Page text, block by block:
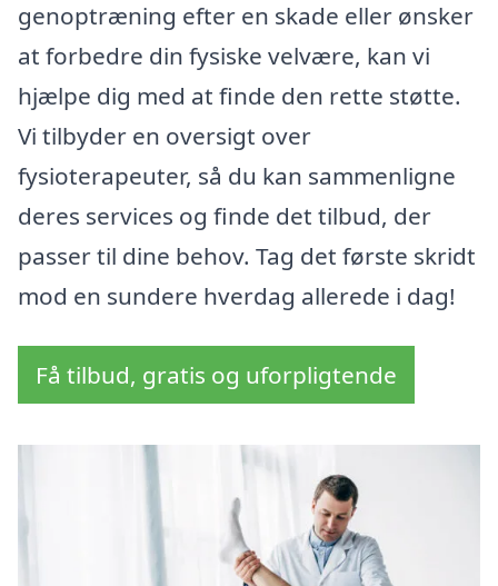
genoptræning efter en skade eller ønsker
at forbedre din fysiske velvære, kan vi
hjælpe dig med at finde den rette støtte.
Vi tilbyder en oversigt over
fysioterapeuter, så du kan sammenligne
deres services og finde det tilbud, der
passer til dine behov. Tag det første skridt
mod en sundere hverdag allerede i dag!
Få tilbud, gratis og uforpligtende